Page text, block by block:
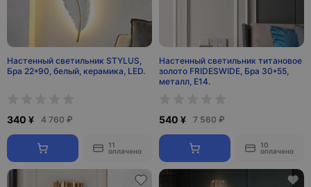
Настенный светильник STYLUS,
Бра 22*90, белый, керамика, LED.
340 ¥ 4 760 ₽
11
оплачено
Настенный светильник титановое
золото FRIDESWIDE, Бра 30*55,
металл, Е14.
540 ¥ 7 560 ₽
10
оплачено